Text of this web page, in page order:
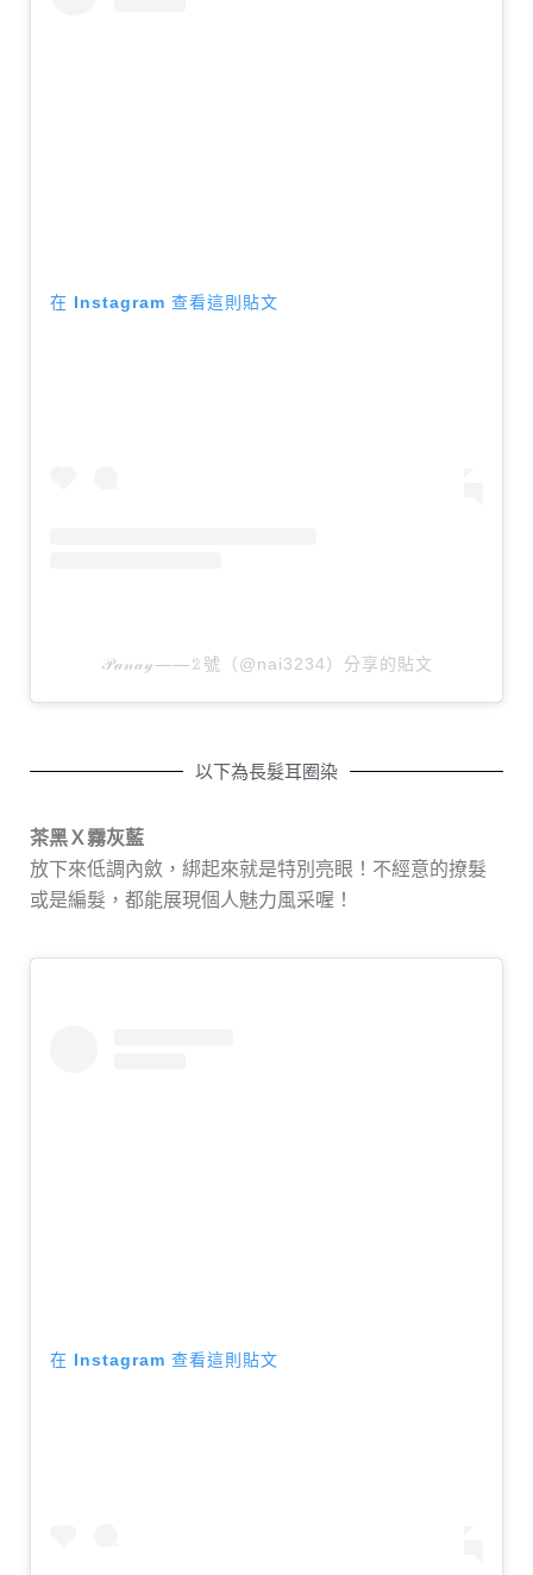
在 Instagram 查看這則貼文
𝒫𝒶𝓃𝒶𝓎——𝟚號（@nai3234）分享的貼文
以下為長髮耳圈染
茶黑Ｘ霧灰藍
放下來低調內斂，綁起來就是特別亮眼！不經意的撩髮
或是編髮，都能展現個人魅力風采喔！
在 Instagram 查看這則貼文